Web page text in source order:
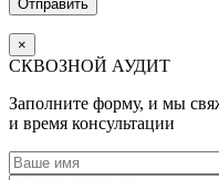
×
СКВОЗНОЙ АУДИТ
Заполните форму, и мы
и время консультации